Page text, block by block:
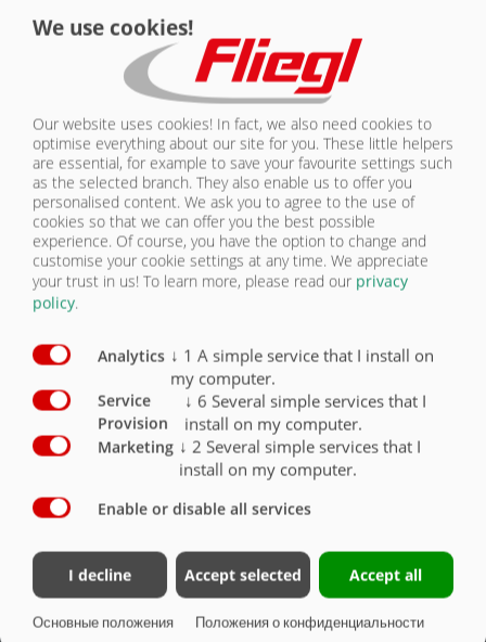
СИСТЕМА КРЕПЛЕНИЯ ГРУЗА |
ПОДЪЕМНАЯ КРЫША TOPLIFT
Обе половины тента можно
открывать и закрывать за
Контактные данные
Группа компаний
Fliegl
We use cookies!
Our website uses cookies! In fact, we also need cookies to
optimise everything about our site for you. These little helpers
are essential, for example to save your favourite settings such
as the selected branch. They also enable us to offer you
personalised content. We ask you to agree to the use of
cookies so that we can offer you the best possible
experience. Of course, you have the option to change and
customise your cookie settings at any time. We appreciate
your trust in us! To learn more, please read our privacy
policy.
Analytics ↓ 1 A simple service that I install on
my computer.
Service
Provision
↓ 6 Several simple services that I
install on my computer.
Marketing ↓ 2 Several simple services that I
install on my computer.
Enable or disable all services
I decline Accept selected Accept all
Основные положения Положения о конфиденциальности